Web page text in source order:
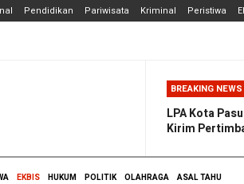
Pendidikan Pariwisata Kriminal Peristiwa
BREAKING NEWS
LPA Kota
Kirim
EKBIS HUKUM POLITIK OLAHRAGA ASAL TAHU